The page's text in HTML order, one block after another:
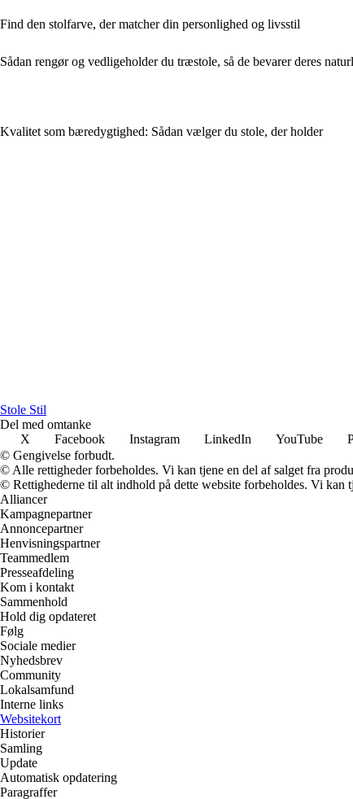
Find den stolfarve, der matcher din personlighed og livsstil
Sådan rengør og vedligeholder du træstole, så de bevarer deres
Kvalitet som bæredygtighed: Sådan vælger du stole, der holder
Stole Stil
Del med omtanke
X
Facebook Instagram LinkedIn YouTube
© Gengivelse forbudt.
© Alle rettigheder forbeholdes. Vi kan tjene en del af salget fra
© Rettighederne til alt indhold på dette website forbeholdes. Vi kan
Alliancer
Kampagnepartner
Annoncepartner
Henvisningspartner
Teammedlem
Presseafdeling
Kom i kontakt
Sammenhold
Hold dig opdateret
Følg
Sociale medier
Nyhedsbrev
Community
Lokalsamfund
Interne links
Websitekort
Historier
Samling
Update
Automatisk opdatering
Paragraffer